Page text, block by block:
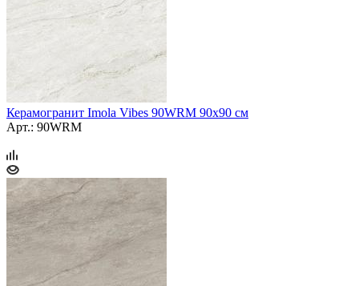
Керамогранит Imola Vibes 90WRM 90x90 см
Арт.: 90WRM